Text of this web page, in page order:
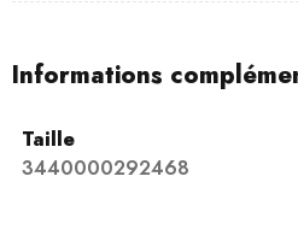
Informations
Taille
3440000292468